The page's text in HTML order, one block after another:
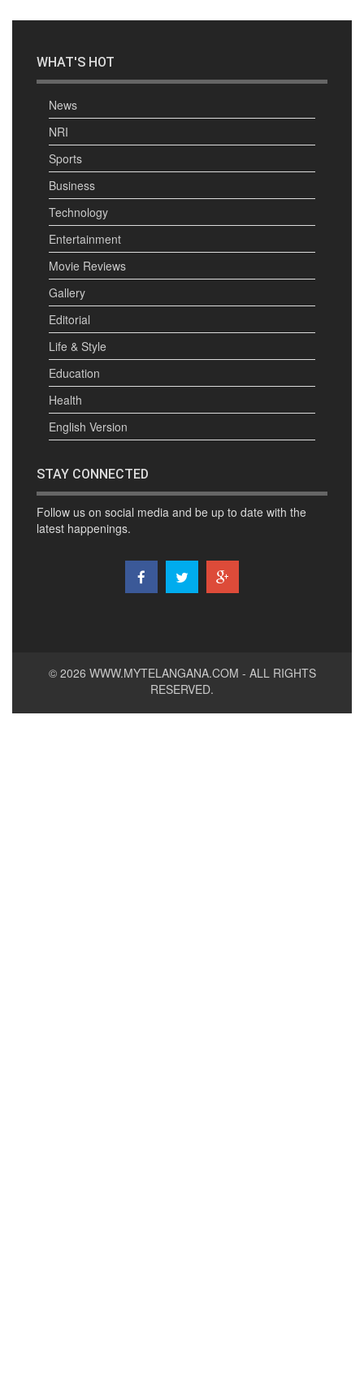
WHAT'S HOT
News
NRI
Sports
Business
Technology
Entertainment
Movie Reviews
Gallery
Editorial
Life & Style
Education
Health
English Version
STAY CONNECTED
Follow us on social media and be up to date with the
latest happenings.
© 2026 WWW.MYTELANGANA.COM - ALL RIGHTS
RESERVED.